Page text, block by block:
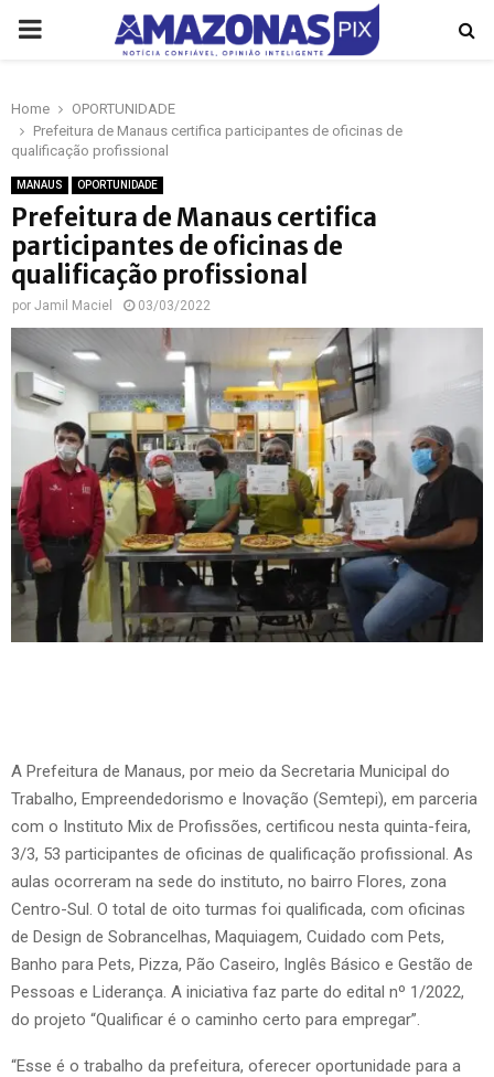
PRIMARY
Home
OPORTUNIDADE
Prefeitura de Manaus certifica participantes de oficinas de
qualificação profissional
MANAUS OPORTUNIDADE
Prefeitura de Manaus certifica
participantes de oficinas de
qualificação profissional
por Jamil Maciel 03/03/2022
A Prefeitura de Manaus, por meio da Secretaria Municipal do
Trabalho, Empreendedorismo e Inovação (Semtepi), em parceria
com o Instituto Mix de Profissões, certificou nesta quinta-feira,
3/3, 53 participantes de oficinas de qualificação profissional. As
aulas ocorreram na sede do instituto, no bairro Flores, zona
Centro-Sul. O total de oito turmas foi qualificada, com oficinas
de Design de Sobrancelhas, Maquiagem, Cuidado com Pets,
Banho para Pets, Pizza, Pão Caseiro, Inglês Básico e Gestão de
Pessoas e Liderança. A iniciativa faz parte do edital nº 1/2022,
do projeto “Qualificar é o caminho certo para empregar”.
“Esse é o trabalho da prefeitura, oferecer oportunidade para a